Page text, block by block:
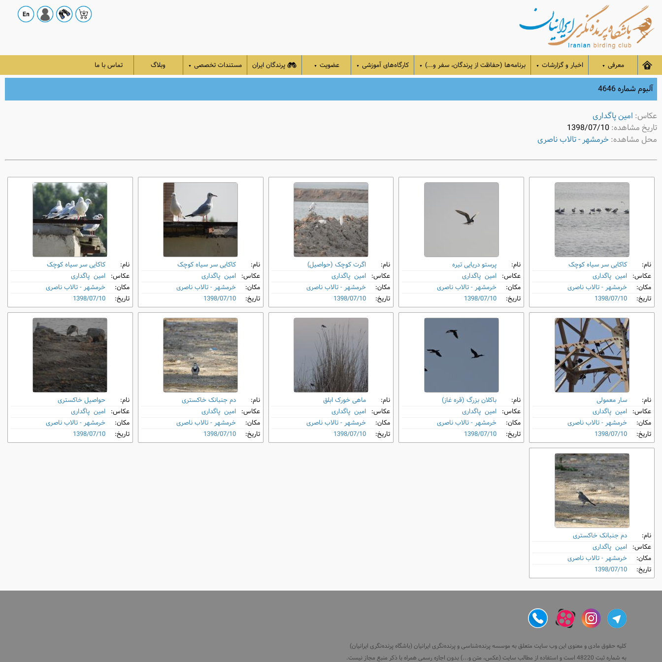
معرفی ▼ اخبار و گزارشات ▼ برنامه‌ها (حفاظت از پرندگان، سفر و...) ▼ کارگاه‌های آموزشی ▼ عضویت ▼ پرندگان ایران مستندات تخصصی ▼ وبلاگ تماس با ما
آلبوم شماره 4646
عکاس: امین پاگداری
تاریخ مشاهده: 1398/07/10
محل مشاهده: خرمشهر - تالاب ناصری
نام:
کاکایی سر سیاه کوچک
عکاس: امین پاگداری
مکان:
خرمشهر - تالاب ناصری
تاریخ:
1398/07/10
نام:
پرستو دریایی تیره
عکاس: امین پاگداری
مکان:
خرمشهر - تالاب ناصری
تاریخ:
1398/07/10
نام:
اگرت کوچک (حواصیل)
عکاس: امین پاگداری
مکان:
خرمشهر - تالاب ناصری
تاریخ:
1398/07/10
نام:
کاکایی سر سیاه کوچک
عکاس: امین پاگداری
مکان:
خرمشهر - تالاب ناصری
تاریخ:
1398/07/10
نام:
کاکایی سر سیاه کوچک
عکاس: امین پاگداری
مکان:
خرمشهر - تالاب ناصری
تاریخ:
1398/07/10
نام:
سار معمولی
عکاس: امین پاگداری
مکان:
خرمشهر - تالاب ناصری
تاریخ:
1398/07/10
نام:
باکلان بزرگ (قره غاز)
عکاس: امین پاگداری
مکان:
خرمشهر - تالاب ناصری
تاریخ:
1398/07/10
نام:
ماهی‌ خورک ابلق
عکاس: امین پاگداری
مکان:
خرمشهر - تالاب ناصری
تاریخ:
1398/07/10
نام:
دم‌ جنبانک خاکستری
عکاس: امین پاگداری
مکان:
خرمشهر - تالاب ناصری
تاریخ:
1398/07/10
نام:
حواصیل خاکستری
عکاس: امین پاگداری
مکان:
خرمشهر - تالاب ناصری
تاریخ:
1398/07/10
نام:
دم‌ جنبانک خاکستری
عکاس: امین پاگداری
مکان:
خرمشهر - تالاب ناصری
تاریخ:
1398/07/10
کلیه حقوق مادی و معنوی این وب سایت متعلق به موسسه پرنده‌شناسی و پرنده‌نگری ایرانیان (باشگاه پرنده‌نگری ایرانیان)
به شماره ثبت 48220 است و استفاده از مطالب سایت (عکس، متن و...) بدون اجازه رسمی همراه با ذکر منبع مجاز نیست.